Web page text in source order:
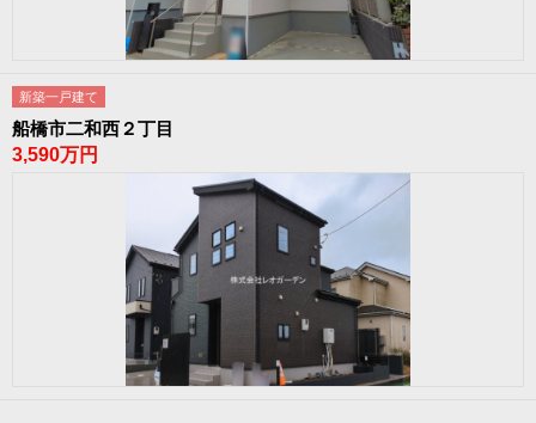
新築一戸建て
船橋市二和西２丁目
3,590万円